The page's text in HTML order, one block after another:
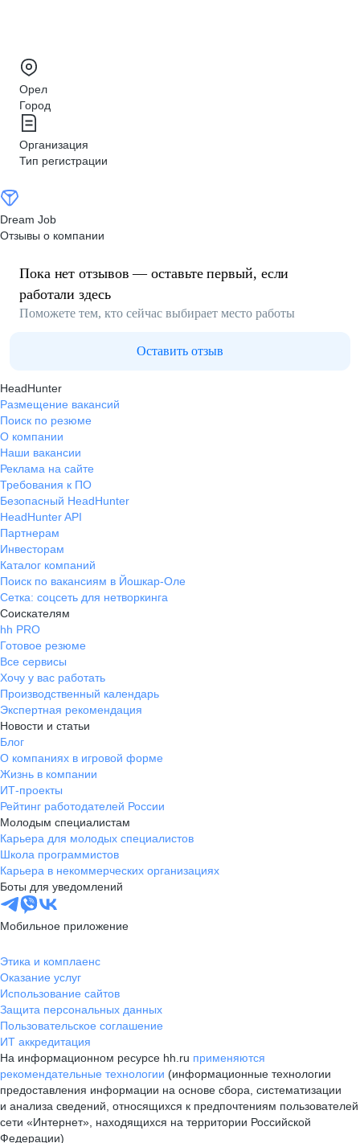
Орел
Город
Организация
Тип регистрации
Dream Job
Отзывы о компании
Пока нет отзывов — оставьте первый, если
работали здесь
Поможете тем, кто сейчас выбирает место работы
Оставить отзыв
HeadHunter
Размещение вакансий
Поиск по резюме
О компании
Наши вакансии
Реклама на сайте
Требования к ПО
Безопасный HeadHunter
HeadHunter API
Партнерам
Инвесторам
Каталог компаний
Поиск по вакансиям в Йошкар-Оле
Сетка: соцсеть для нетворкинга
Соискателям
hh PRO
Готовое резюме
Все сервисы
Хочу у вас работать
Производственный календарь
Экспертная рекомендация
Новости и статьи
Блог
О компаниях в игровой форме
Жизнь в компании
ИТ-проекты
Рейтинг работодателей России
Молодым специалистам
Карьера для молодых специалистов
Школа программистов
Карьера в некоммерческих организациях
Боты для уведомлений
Мобильное приложение
Этика и комплаенс
Оказание услуг
Использование сайтов
Защита персональных данных
Пользовательское соглашение
ИТ аккредитация
На информационном ресурсе hh.ru применяются
рекомендательные технологии (информационные технологии
предоставления информации на основе сбора, систематизации
и анализа сведений, относящихся к предпочтениям пользователей
сети «Интернет», находящихся на территории Российской
Федерации)